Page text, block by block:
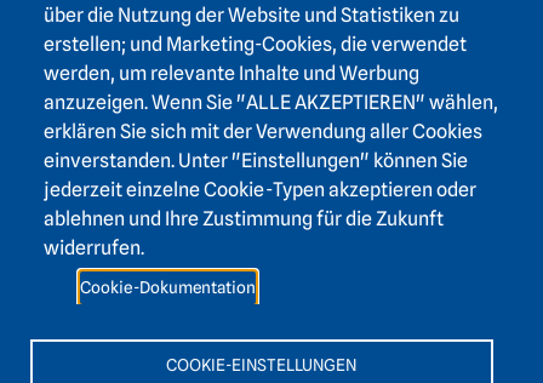
über die Nutzung der Website und Statistiken zu
erstellen; und Marketing-Cookies, die verwendet
werden, um relevante Inhalte und Werbung
anzuzeigen. Wenn Sie "ALLE AKZEPTIEREN" wählen,
erklären Sie sich mit der Verwendung aller Cookies
einverstanden. Unter "Einstellungen" können Sie
jederzeit einzelne Cookie-Typen akzeptieren oder
ablehnen und Ihre Zustimmung für die Zukunft
widerrufen.
Cookie-Dokumentation
COOKIE-EINSTELLUNGEN
Aktuelle Forschungsprojekte
Aktuelle Forschungsprojekte
Edition
Religions- und rechtsgeschichtliche Quellen des
vormodernen Nepal